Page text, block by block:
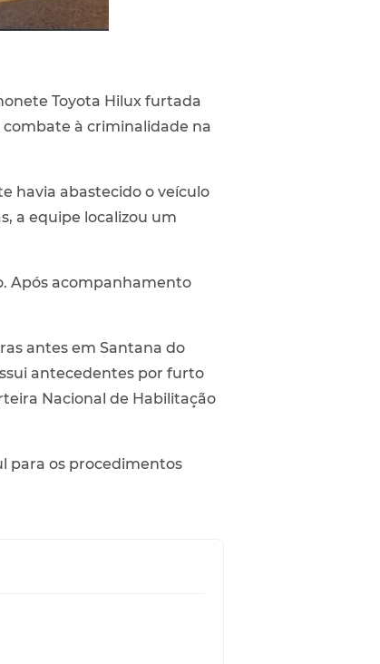
Toyota Hilux furtada
à criminalidade na
havia abastecido o veículo
a equipe localizou um
Após acompanhamento
antes em Santana do
antecedentes por furto
Nacional de Habilitação
para os procedimentos